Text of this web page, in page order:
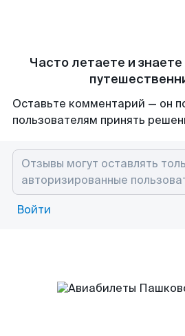
Часто летаете и
Оставьте комментарий — он
пользователям принять
Войти